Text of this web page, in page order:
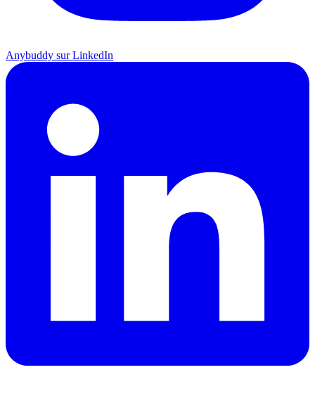
Anybuddy sur LinkedIn